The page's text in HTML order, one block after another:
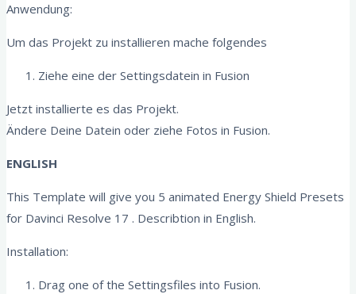
Anwendung:
Um das Projekt zu installieren mache folgendes
Ziehe eine der Settingsdatein in Fusion
Jetzt installierte es das Projekt.
Ändere Deine Datein oder ziehe Fotos in Fusion.
ENGLISH
This Template will give you 5 animated Energy Shield Presets
for Davinci Resolve 17 . Describtion in English.
Installation:
Drag one of the Settingsfiles into Fusion.